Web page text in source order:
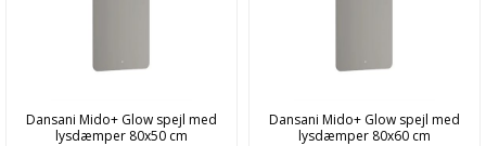
Dansani Mido+ Glow spejl med
lysdæmper 80x50 cm
Dansani Mido+ Glow spejl med
lysdæmper 80x60 cm